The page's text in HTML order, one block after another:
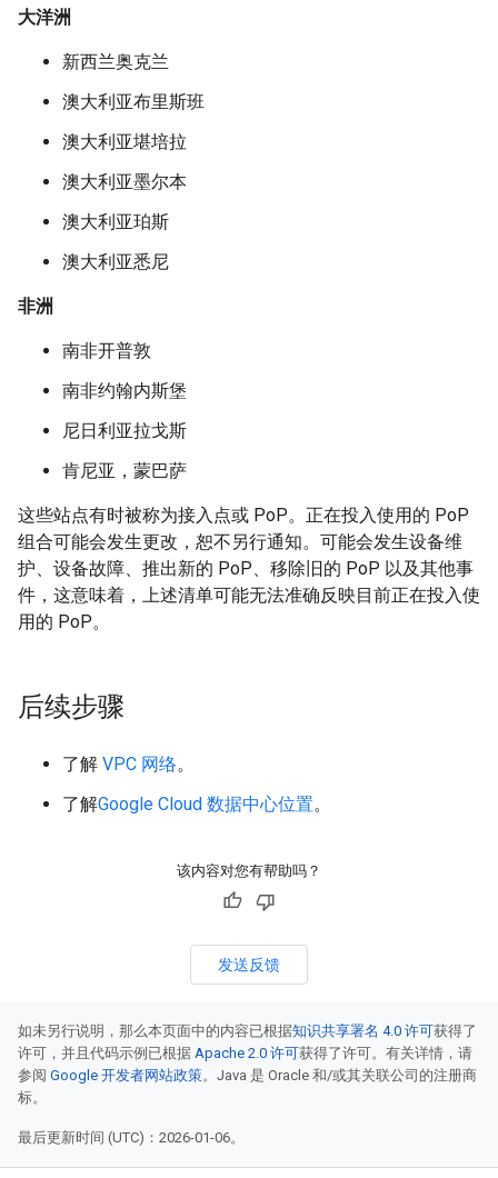
大洋洲
新西兰奥克兰
澳大利亚布里斯班
澳大利亚堪培拉
澳大利亚墨尔本
澳大利亚珀斯
澳大利亚悉尼
非洲
南非开普敦
南非约翰内斯堡
尼日利亚拉戈斯
肯尼亚，蒙巴萨
这些站点有时被称为接入点或 PoP。正在投入使用的 PoP
组合可能会发生更改，恕不另行通知。可能会发生设备维
护、设备故障、推出新的 PoP、移除旧的 PoP 以及其他事
件，这意味着，上述清单可能无法准确反映目前正在投入使
用的 PoP。
后续步骤
了解 VPC 网络。
了解Google Cloud 数据中心位置。
该内容对您有帮助吗？
发送反馈
如未另行说明，那么本页面中的内容已根据知识共享署名 4.0 许可获得了
许可，并且代码示例已根据 Apache 2.0 许可获得了许可。有关详情，请
参阅 Google 开发者网站政策。Java 是 Oracle 和/或其关联公司的注册商
标。
最后更新时间 (UTC)：2026-01-06。